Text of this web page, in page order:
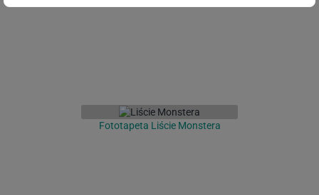
Fototapeta Liście Monstera